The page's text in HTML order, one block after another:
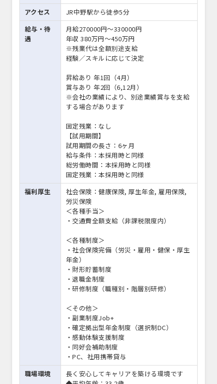
アクセス
JR中野駅から徒歩5分
給与・待
遇
月給270000円〜330000円
年収 380万円～450万円
※残業代は全額別途支給
経験／スキルに応じて決定
昇給あり 年1回（4月）
賞与あり 年2回（6,12月）
※会社の業績により、別途業績賞与を支給
する場合があります
固定残業：なし
【試用期間】
試用期間の長さ：6ヶ月
給与条件：本採用時と同様
総労働時間：本採用時と同様
固定残業：本採用時と同様
福利厚生
社会保険：健康保険, 厚生年金, 雇用保険,
労災保険
＜各種手当＞
・交通費全額支給（非課税限度内）
＜各種制度＞
・社会保険完備（労災・雇用・健保・厚生
年金）
・財形貯蓄制度
・退職金制度
・研修制度（職種別・階層別研修）
＜その他＞
・副業制度Job+
・確定拠出型年金制度（選択制DC）
・感動体験支援制度
・同好会補助制度
・PC、社用携帯貸与
職場環境
長く安心してキャリアを築ける環境です